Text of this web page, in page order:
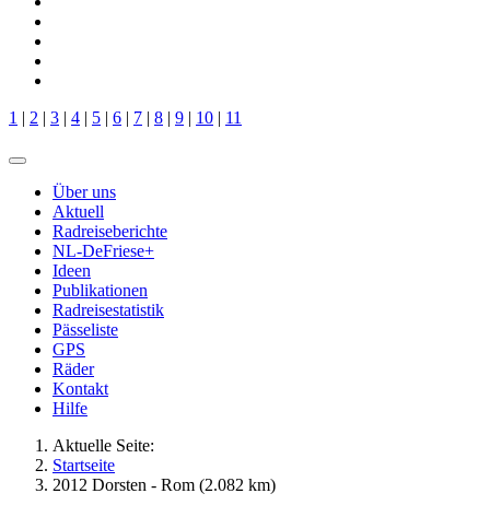
1 | 2 | 3 | 4 | 5 | 6 | 7 | 8 | 9 | 10 | 11
Über uns
Aktuell
Radreiseberichte
NL-DeFriese+
Ideen
Publikationen
Radreisestatistik
Pässeliste
GPS
Räder
Kontakt
Hilfe
Aktuelle Seite:
Startseite
2012 Dorsten - Rom (2.082 km)